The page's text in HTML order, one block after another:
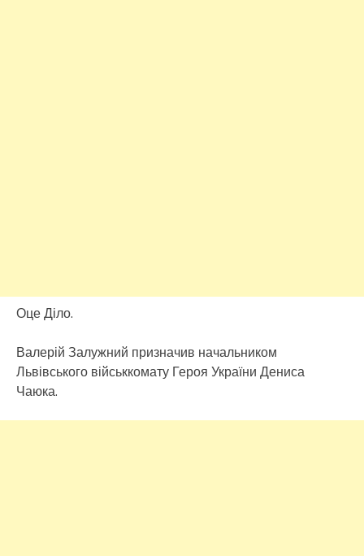
Оце Діло.
Валерій Залужний призначив начальником
Львівського військкомату Героя України Дениса
Чаюка.